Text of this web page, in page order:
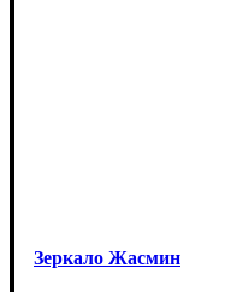
Зеркало Жасмин